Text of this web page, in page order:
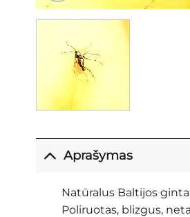
Aprašymas
Natūralus Baltijos
Poliruotas, blizgus,